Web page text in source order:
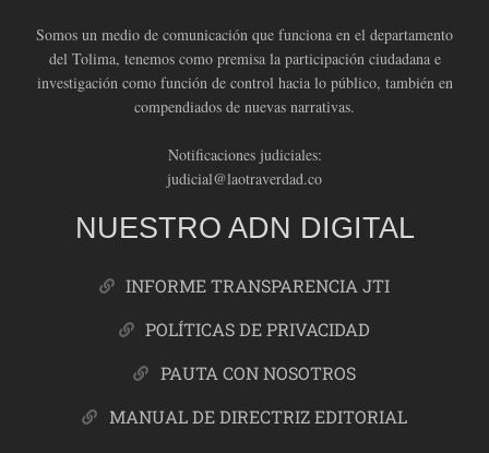
Somos un medio de comunicación que funciona en el departamento
del Tolima, tenemos como premisa la participación ciudadana e
investigación como función de control hacia lo público, también en
compendiados de nuevas narrativas.
Notificaciones judiciales:
judicial@laotraverdad.co
NUESTRO ADN DIGITAL
INFORME TRANSPARENCIA JTI
POLÍTICAS DE PRIVACIDAD
PAUTA CON NOSOTROS
MANUAL DE DIRECTRIZ EDITORIAL